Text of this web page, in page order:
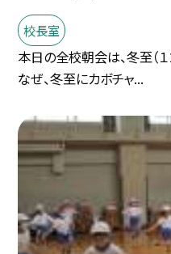
校長室
本日の全校朝会は、冬至（１
なぜ、冬至にカボチャ...